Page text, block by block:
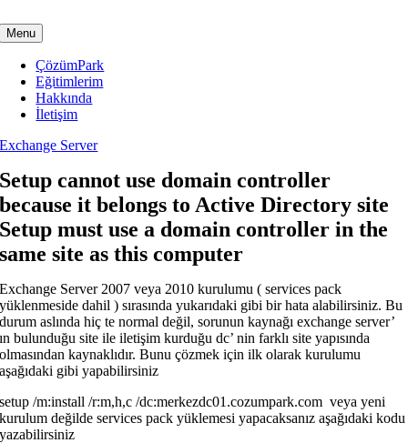
to
content
Menu
ÇözümPark
Eğitimlerim
Hakkında
İletişim
Exchange Server
Setup cannot use domain controller
because it belongs to Active Directory site
Setup must use a domain controller in the
same site as this computer
Exchange Server 2007 veya 2010 kurulumu ( services pack
yüklenmeside dahil ) sırasında yukarıdaki gibi bir hata alabilirsiniz. Bu
durum aslında hiç te normal değil, sorunun kaynağı exchange server’
ın bulunduğu site ile iletişim kurduğu dc’ nin farklı site yapısında
olmasından kaynaklıdır. Bunu çözmek için ilk olarak kurulumu
aşağıdaki gibi yapabilirsiniz
setup /m:install /r:m,h,c /dc:merkezdc01.cozumpark.com veya yeni
kurulum değilde services pack yüklemesi yapacaksanız aşağıdaki kodu
yazabilirsiniz